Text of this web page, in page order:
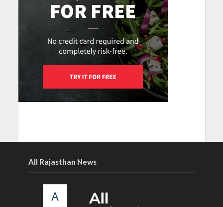
All Rajasthan News